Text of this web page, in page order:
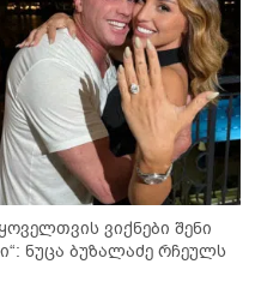
ვიქნები შენი
ნუცა ბუზალაძე რჩეულს